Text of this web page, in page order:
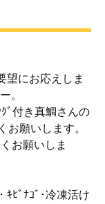
望にお応えしま
。
ﾞ付き真鯛さんの
お願いします。
お願いしま
ｷﾋﾞﾅｺﾞ･冷凍活け